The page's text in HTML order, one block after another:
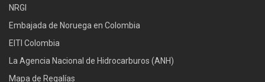
NRGI
Embajada de Noruega en Colombia
EITI Colombia
La Agencia Nacional de Hidrocarburos (ANH)
Mapa de Regalías